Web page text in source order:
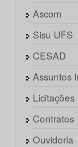
Ascom
Sisu UFS
CESAD
Assuntos
Licitações
Contratos
Ouvidoria